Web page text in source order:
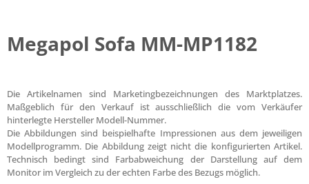
Megapol Sofa MM-MP1182
Die Artikelnamen sind Marketingbezeichnungen des Marktplatzes.
Maßgeblich für den Verkauf ist ausschließlich die vom Verkäufer
hinterlegte Hersteller Modell-Nummer.
Die Abbildungen sind beispielhafte Impressionen aus dem jeweiligen
Modellprogramm. Die Abbildung zeigt nicht die konfigurierten Artikel.
Technisch bedingt sind Farbabweichung der Darstellung auf dem
Monitor im Vergleich zu der echten Farbe des Bezugs möglich.